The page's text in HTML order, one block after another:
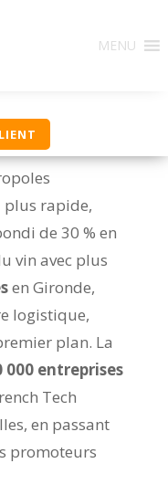
MENU
plus rapide,
de 30 % en
vin avec plus
en Gironde,
logistique,
plan. La
000 entreprises
Tech
en passant
promoteurs